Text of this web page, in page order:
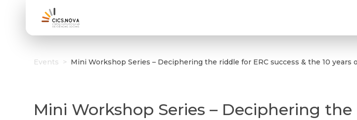
Events > Mini Workshop Series – Deciphering the riddle for ERC success & the 10 years
Mini Workshop Series – Deciphering the